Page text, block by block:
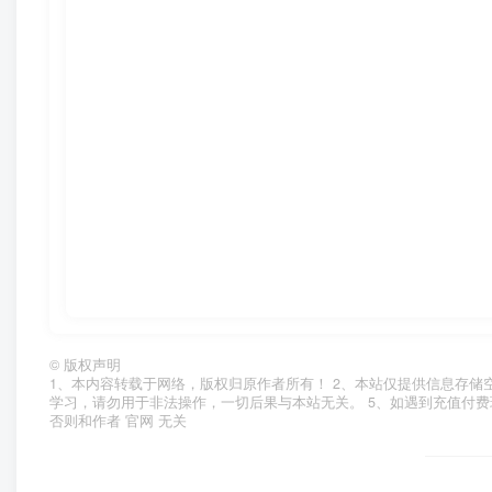
© 版权声明
1、本内容转载于网络，版权归原作者所有！ 2、本站仅提供信息存
学习，请勿用于非法操作，一切后果与本站无关。 5、如遇到充值付
否则和作者 官网 无关